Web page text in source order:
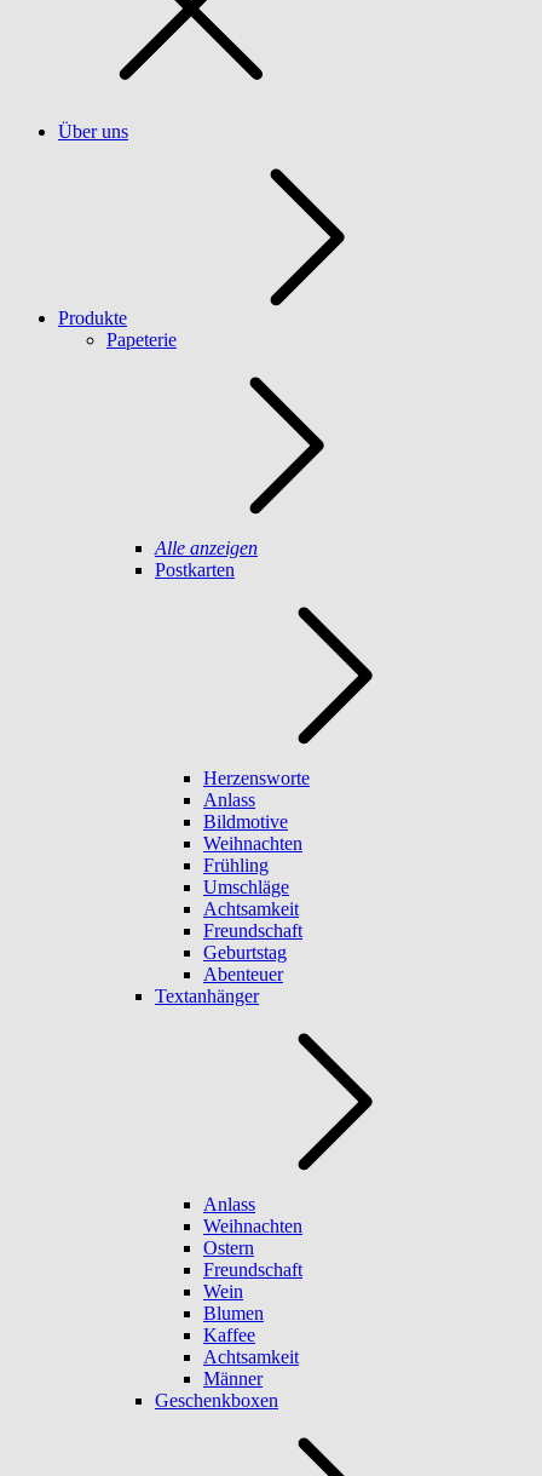
Über uns
Produkte
Papeterie
Alle anzeigen
Postkarten
Herzensworte
Anlass
Bildmotive
Weihnachten
Frühling
Umschläge
Achtsamkeit
Freundschaft
Geburtstag
Abenteuer
Textanhänger
Anlass
Weihnachten
Ostern
Freundschaft
Wein
Blumen
Kaffee
Achtsamkeit
Männer
Geschenkboxen